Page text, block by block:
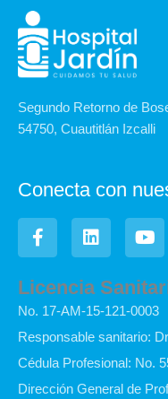
Segundo Retorno de
54750, Cuautitlán Izcalli
Conecta con
F
a
c
e
b
o
o
-
f
L
i
n
k
e
d
i
Y
o
u
t
u
b
e
Licencia
No. 17-AM-15-121-0003
Responsable sanitario:
Cédula Profesional: No.
Dirección General de